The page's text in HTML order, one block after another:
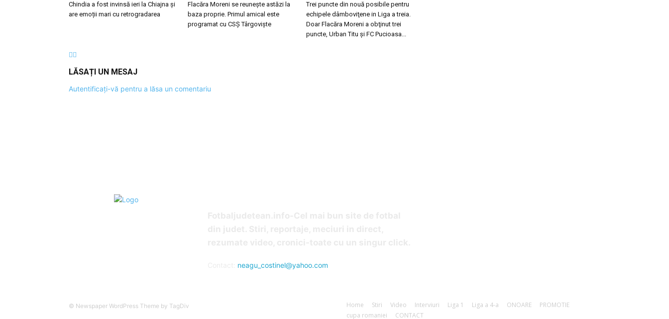
Chindia a fost invinsă ieri la Chiajna și
are emoții mari cu retrogradarea
Flacăra Moreni se reuneşte astăzi la
baza proprie. Primul amical este
programat cu CSȘ Târgovişte
Trei puncte din nouă posibile pentru
echipele dâmboviţene in Liga a treia.
Doar Flacăra Moreni a obţinut trei
puncte, Urban Titu şi FC Pucioasa...
LĂSAȚI UN MESAJ
Autentificați-vă pentru a lăsa un comentariu
neagu_costinel@yahoo.com
© Newspaper WordPress Theme by TagDiv Home Stiri Video Interviuri Liga 1 Liga a 4-a ONOARE
PROMOTIE
cupa romaniei
CONTACT